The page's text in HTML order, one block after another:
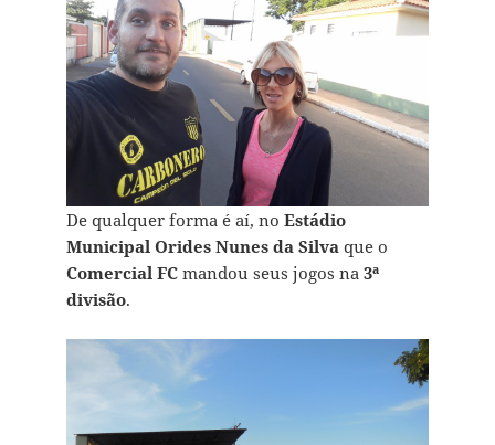
De qualquer forma é aí, no Estádio
Municipal Orides Nunes da Silvaque o
Comercial FCmandou seus jogos na 3ª
divisão.